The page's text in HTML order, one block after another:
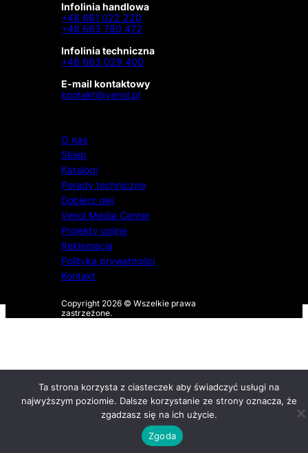
Infolinia handlowa
+48 661 022 220
+48 663 780 472
Infolinia techniczna
+48 663 029 400
E-mail kontaktowy
kontakt@venol.pl
O nas
Sklep
Katalogi
Porady techniczne
Dobierz olej
Venol Media Center
Projekty unijne
Reklamacja
Polityka prywatności
Kontakt
Copyright 2026 © Wszelkie prawa
zastrzeżone.
Ta strona korzysta z ciasteczek aby świadczyć usługi na
najwyższym poziomie. Dalsze korzystanie ze strony oznacza, że
zgadzasz się na ich użycie.
Zgoda